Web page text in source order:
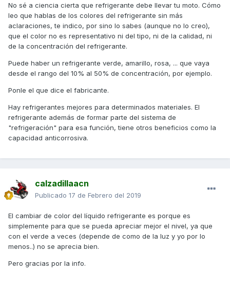
km que le había pegado), me preocupe cuando al enfriarse
la moto, vi que perdía líquido refrigerante. Me saltaron todas
las alarmas.
Me extraño que al hacerle el cambio y rodar durante una
perdiera. Por eso no se me paso por la cabeza que fuese
líquido sobrante (además de que el manguito del liquido
de la moto y fijandome en el nivel del vaso de expansión
Como siempre, muchísimas gracias Tiritos. TUS PALABRAS
SON PURA SABIDURÍA.
No sé a ciencia cierta que refrigerante debe llevar tu moto. Cómo
leo que hablas de los colores del refrigerante sin más
aclaraciones, te indico, por sino lo sabes (aunque no lo creo),
que el color no es representativo ni del tipo, ni de la calidad, ni
de la concentración del refrigerante.
Puede haber un refrigerante verde, amarillo, rosa, ... que vaya
desde el rango del 10% al 50% de concentración, por ejemplo.
Ponle el que dice el fabricante.
Hay refrigerantes mejores para determinados materiales. El
refrigerante además de formar parte del sistema de
"refrigeración" para esa función, tiene otros beneficios como la
capacidad anticorrosiva.
calzadillaacn
Publicado 17 de Febrero del 2019
El cambiar de color del líquido refrigerante es porque es
simplemente para que se pueda apreciar mejor el nivel, ya que
con el verde a veces (depende de como de la luz y yo por lo
menos..) no se aprecia bien.
Pero gracias por la info.